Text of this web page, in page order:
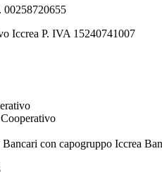
00258720655
Iccrea P. IVA 15240741007
con capogruppo Iccrea